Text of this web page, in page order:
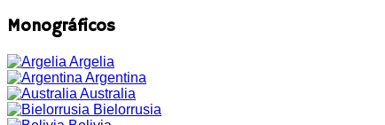
Monográficos
Argelia
Argentina
Australia
Bielorrusia